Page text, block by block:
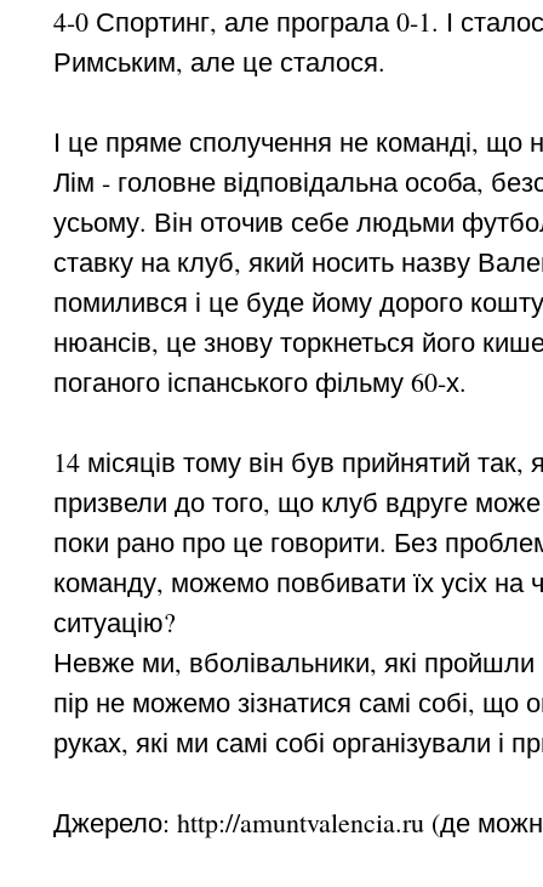
4-0 Спортинг, але програла 0-1. І
Римським, але це сталося.
І це пряме сполучення не команді, що
Лім - головне відповідальна особа,
усьому. Він оточив себе людьми
ставку на клуб, який носить назву
помилився і це буде йому дорого
нюансів, це знову торкнеться його
поганого іспанського фільму 60-х.
14 місяців тому він був прийнятий
призвели до того, що клуб вдруге
поки рано про це говорити. Без
команду, можемо повбивати їх усіх на
ситуацію?
Невже ми, вболівальники, які пройшли
пір не можемо зізнатися самі собі,
руках, які ми самі собі організували і
Джерело: http://amuntvalencia.ru (де